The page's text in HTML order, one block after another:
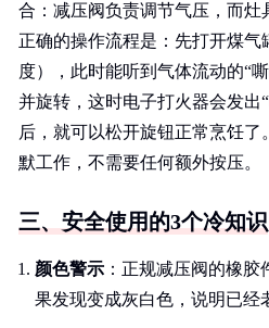
合：减压阀负责调节气压，而灶
正确的操作流程是：先打开煤气
度），此时能听到气体流动的“
并旋转，这时电子打火器会发出
后，就可以松开旋钮正常烹饪
默工作，不需要任何额外按压。
三、安全使用的3个冷知识
颜色警示 ：正规减压阀的橡
果发现变成灰白色，说明已经